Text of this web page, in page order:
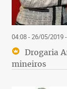
04:08 - 26/05/2019
Drogaria
mineiros